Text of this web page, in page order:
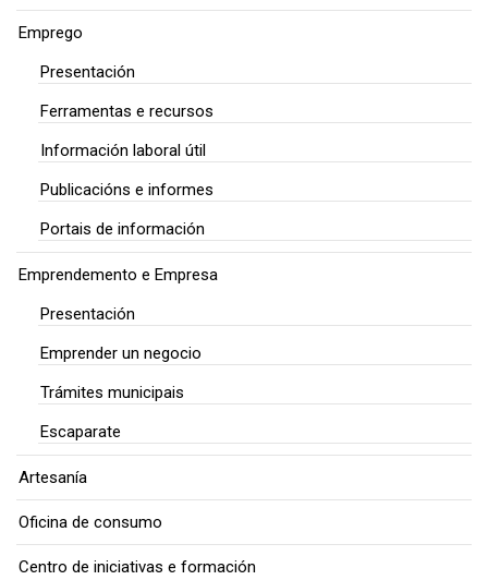
Emprego
Presentación
Ferramentas e recursos
Información laboral útil
Publicacións e informes
Portais de información
Emprendemento e Empresa
Presentación
Emprender un negocio
Trámites municipais
Escaparate
Artesanía
Oficina de consumo
Centro de iniciativas e formación